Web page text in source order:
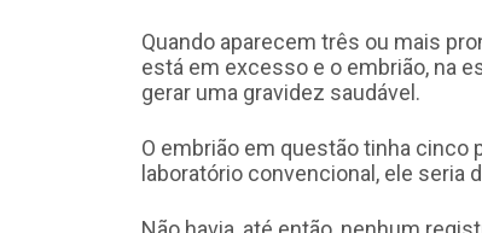
Quando aparecem três ou mais
está em excesso e o embrião, na
gerar uma gravidez saudável.
O embrião em questão tinha cinco
laboratório convencional, ele seria